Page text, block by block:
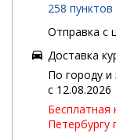
258
Отправка с
Доставка
По городу
c 12.08.2026
Бесплатная
Петербургу